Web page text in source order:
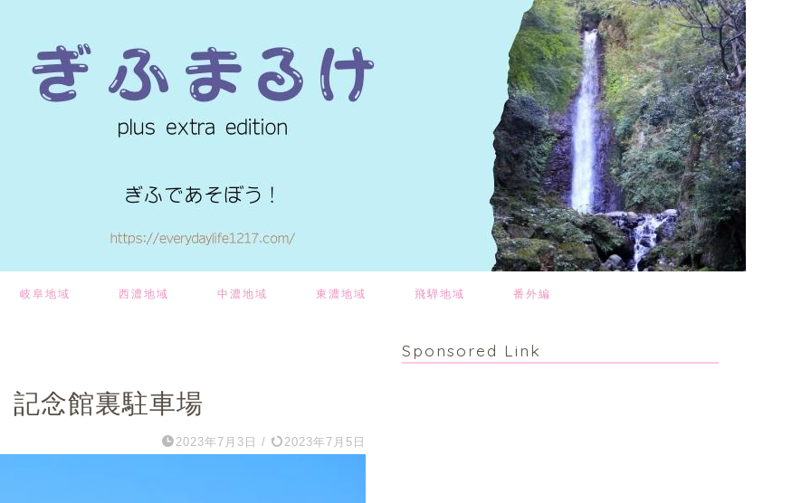
岐阜地域 西濃地域 中濃地域 東濃地域 飛騨地域 番外編
念館裏駐車場
2023年7月3日 / 2023年7月5日
Sponsored Link